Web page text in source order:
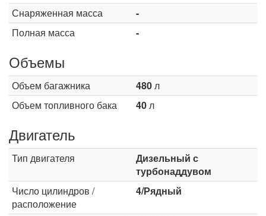
Снаряженная масса
-
Полная масса
-
Объемы
Объем багажника 480л
Объем топливного бака
40л
Двигатель
Тип двигателя
Дизельный с
турбонаддувом
Число цилиндров /
расположение
4/Рядный